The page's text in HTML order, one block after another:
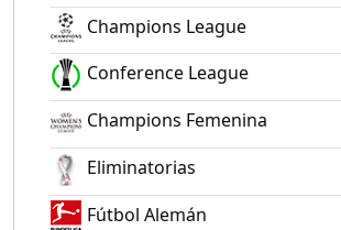
Champions League
Conference League
Champions Femenina
Eliminatorias
Fútbol Alemán